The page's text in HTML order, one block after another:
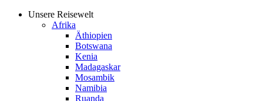
Unsere Reisewelt
Afrika
Äthiopien
Botswana
Kenia
Madagaskar
Mosambik
Namibia
Ruanda